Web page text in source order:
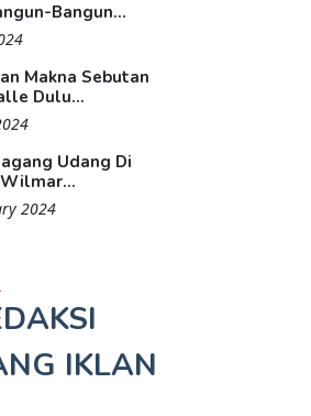
Bangun...
Makna Sebutan
Dulu...
Udang Di
2024
IKLAN